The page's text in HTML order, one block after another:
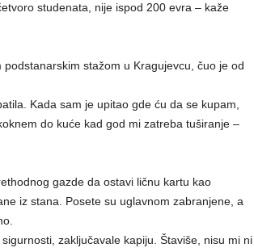
studenata, nije ispod 200 evra – kaže
stažom u Kragujevcu, čuo je od
Kada sam je upitao gde ću da se kupam,
do kuće kad god mi zatreba tuširanje –
gazde da ostavi ličnu kartu kao
iz stana. Posete su uglavnom zabranjene, a
zaključavale kapiju. Štaviše, nisu mi ni